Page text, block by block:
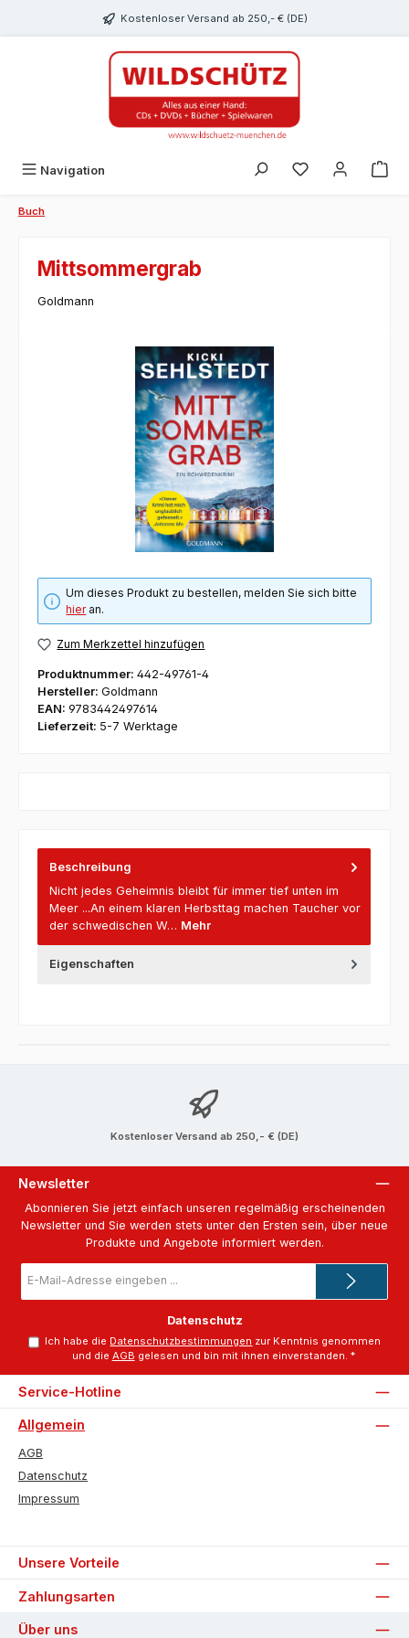
Kostenloser Versand ab 250,- € (DE)
Navigation Du hast 0
Buch
Mittsommergrab
Goldmann
Bildergalerie überspringen
Um dieses Produkt zu bestellen, melden Sie sich bitte
hieran.
Zum Merkzettel hinzufügen
Produktnummer: 442-49761-4
Hersteller: Goldmann
EAN: 9783442497614
Lieferzeit: 5-7 Werktage
Beschreibung
Nicht jedes Geheimnis bleibt für immer tief unten im
Meer ...An einem klaren Herbsttag machen Taucher vor
der schwedischen W… Mehr
Eigenschaften
Kostenloser Versand ab 250,- € (DE)
Newsletter
Abonnieren Sie jetzt einfach unseren regelmäßig erscheinenden
Newsletter und Sie werden stets unter den Ersten sein, über neue
Produkte und Angebote informiert werden.
Mail-
Datenschutz
Ich habe die Datenschutzbestimmungen zur Kenntnis genommen
und die AGB gelesen und bin mit ihnen einverstanden. *
Service-Hotline
Allgemein
AGB
Datenschutz
Impressum
Unsere Vorteile
Zahlungsarten
Über uns